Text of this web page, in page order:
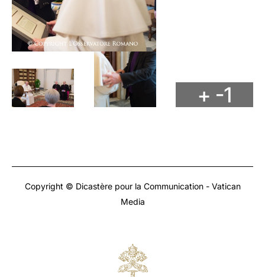
+ -1
Copyright © Dicastère pour la Communication - Vatican
Media